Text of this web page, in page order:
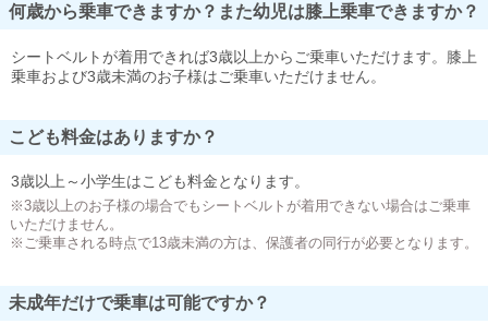
何歳から乗車できますか？また幼児は膝上乗車できますか？
シートベルトが着用できれば3歳以上からご乗車いただけます。膝上
乗車および3歳未満のお子様はご乗車いただけません。
こども料金はありますか？
3歳以上～小学生はこども料金となります。
※3歳以上のお子様の場合でもシートベルトが着用できない場合はご乗車
いただけません。
※ご乗車される時点で13歳未満の方は、保護者の同行が必要となります。
未成年だけで乗車は可能ですか？